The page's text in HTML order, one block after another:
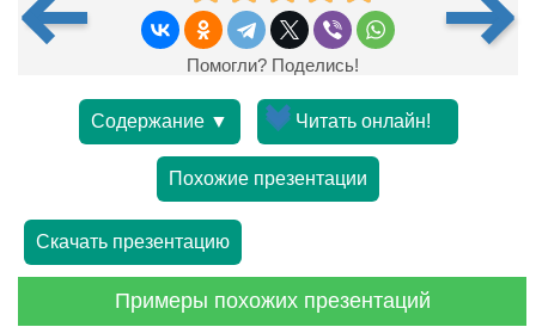
Помогли? Поделись!
Содержание ▼ Читать онлайн!
Похожие презентации
Скачать презентацию
Примеры похожих презентаций